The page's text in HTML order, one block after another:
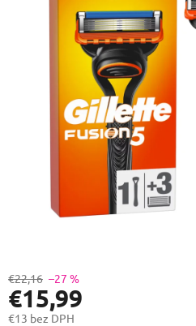
€22,16 –27 %
€15,99
€13 bez DPH